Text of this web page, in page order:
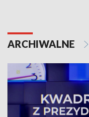
ARCHIWALNE